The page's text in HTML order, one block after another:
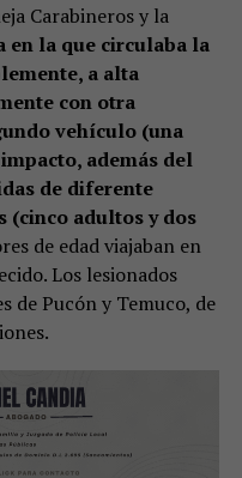
Carabineros y la
en la que circulaba la
a alta
con otra
vehículo (una
además del
de diferente
(cinco adultos y dos
de edad viajaban en
Los lesionados
de Pucón y Temuco, de